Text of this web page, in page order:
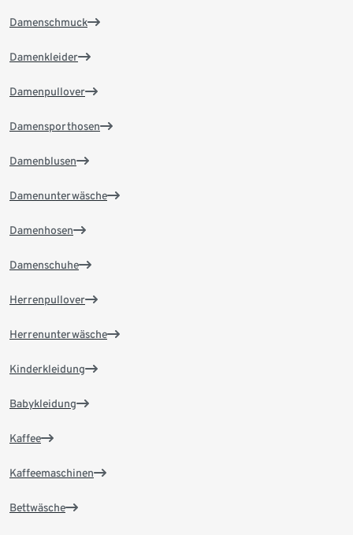
Damenschmuck
Damenkleider
Damenpullover
Damensporthosen
Damenblusen
Damenunterwäsche
Damenhosen
Damenschuhe
Herrenpullover
Herrenunterwäsche
Kinderkleidung
Babykleidung
Kaffee
Kaffeemaschinen
Bettwäsche